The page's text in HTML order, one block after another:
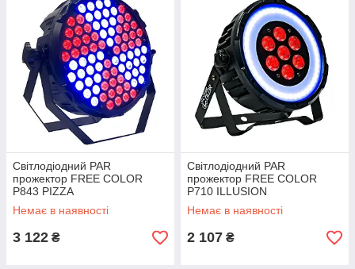
Світлодіодний PAR
прожектор FREE COLOR
P843 PIZZA
Немає в наявності
3 122 ₴
Світлодіодний PAR
прожектор FREE COLOR
P710 ILLUSION
Немає в наявності
2 107 ₴